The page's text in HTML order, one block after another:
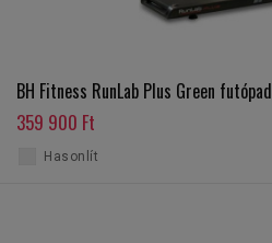
BH Fitness RunLab Plus Green futópad
359 900 Ft
Hasonlít